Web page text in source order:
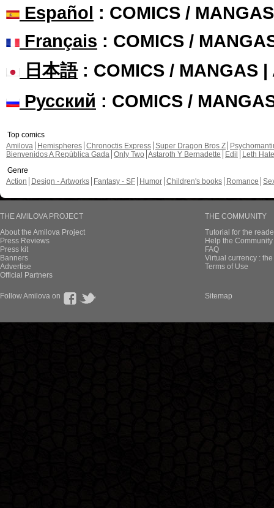
Español : COMICS /
Français : COMICS /
日本語: COMICS / MANGAS |
Русский : COMICS /
Top comics
Amilova
Hemispheres Chronoctis Express Super Dragon Bros Z
Bienvenidos A República Gada Only Two Astaroth Y Bernadette Edil
Leth Hate
Genre
Action
Design - Artworks Fantasy - SF Humor Children's books Romance
THE AMILOVA PROJECT
About the Amilova Project
Press Reviews
Press kit
Banners
Advertise
Official Partners
THE COMMUNITY
Tutorial for the
Help the
FAQ
Virtual currency :
Terms of Use
Follow Amilova on Sitemap